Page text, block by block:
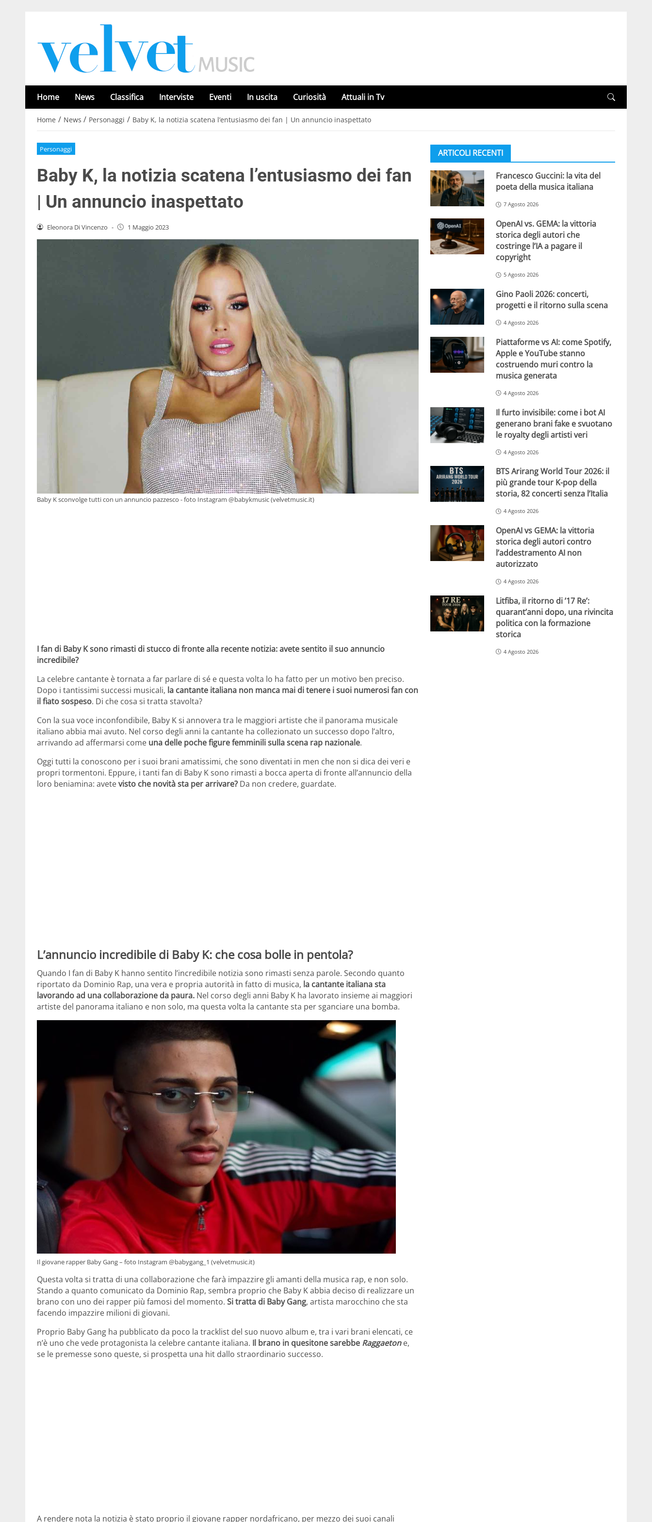
Home News Classifica Interviste Eventi In uscita Curiosità Attuali in Tv
Home / News / Personaggi / Baby K, la notizia scatena l’entusiasmo dei fan | Un annuncio inaspettato
Personaggi
Baby K, la notizia scatena l’entusiasmo dei fan
| Un annuncio inaspettato
Eleonora Di Vincenzo - 1 Maggio 2023
Baby K sconvolge tutti con un annuncio pazzesco - foto Instagram @babykmusic (velvetmusic.it)
I fan di Baby K sono rimasti di stucco di fronte alla recente notizia: avete sentito il suo annuncio
incredibile?
La celebre cantante è tornata a far parlare di sé e questa volta lo ha fatto per un motivo ben preciso.
Dopo i tantissimi successi musicali, la cantante italiana non manca mai di tenere i suoi numerosi fan con
il fiato sospeso. Di che cosa si tratta stavolta?
Con la sua voce inconfondibile, Baby K si annovera tra le maggiori artiste che il panorama musicale
italiano abbia mai avuto. Nel corso degli anni la cantante ha collezionato un successo dopo l’altro,
arrivando ad affermarsi come una delle poche figure femminili sulla scena rap nazionale.
Oggi tutti la conoscono per i suoi brani amatissimi, che sono diventati in men che non si dica dei veri e
propri tormentoni. Eppure, i tanti fan di Baby K sono rimasti a bocca aperta di fronte all’annuncio della
loro beniamina: avetevisto che novità sta per arrivare? Da non credere, guardate.
L’annuncio incredibile di Baby K: che cosa bolle in pentola?
Quando I fan di Baby K hanno sentito l’incredibile notizia sono rimasti senza parole. Secondo quanto
riportato da Dominio Rap, una vera e propria autorità in fatto di musica, la cantante italiana sta
lavorando ad una collaborazione da paura. Nel corso degli anni Baby K ha lavorato insieme ai maggiori
artiste del panorama italiano e non solo, ma questa volta la cantante sta per sganciare una bomba.
Il giovane rapper Baby Gang – foto Instagram @babygang_1 (velvetmusic.it)
Questa volta si tratta di una collaborazione che farà impazzire gli amanti della musica rap, e non solo.
Stando a quanto comunicato da Dominio Rap, sembra proprio che Baby K abbia deciso di realizzare un
brano con uno dei rapper più famosi del momento. Si tratta di Baby Gang, artista marocchino che sta
facendo impazzire milioni di giovani.
Proprio Baby Gang ha pubblicato da poco la tracklist del suo nuovo album e, tra i vari brani elencati, ce
n’è uno che vede protagonista la celebre cantante italiana. Il brano in quesitone sarebbe Raggaetone,
se le premesse sono queste, si prospetta una hit dallo straordinario successo.
A rendere nota la notizia è stato proprio il giovane rapper nordafricano, per mezzo dei suoi canali
ARTICOLI RECENTI
Francesco Guccini: la vita del
poeta della musica italiana
7 Agosto 2026
OpenAI vs. GEMA: la vittoria
storica degli autori che
costringe l’IA a pagare il
copyright
5 Agosto 2026
Gino Paoli 2026: concerti,
progetti e il ritorno sulla scena
4 Agosto 2026
Piattaforme vs AI: come Spotify,
Apple e YouTube stanno
costruendo muri contro la
musica generata
4 Agosto 2026
Il furto invisibile: come i bot AI
generano brani fake e svuotano
le royalty degli artisti veri
4 Agosto 2026
BTS Arirang World Tour 2026: il
più grande tour K-pop della
storia, 82 concerti senza l’Italia
4 Agosto 2026
OpenAI vs GEMA: la vittoria
storica degli autori contro
l’addestramento AI non
autorizzato
4 Agosto 2026
Litfiba, il ritorno di ’17 Re’:
quarant’anni dopo, una rivincita
politica con la formazione
storica
4 Agosto 2026